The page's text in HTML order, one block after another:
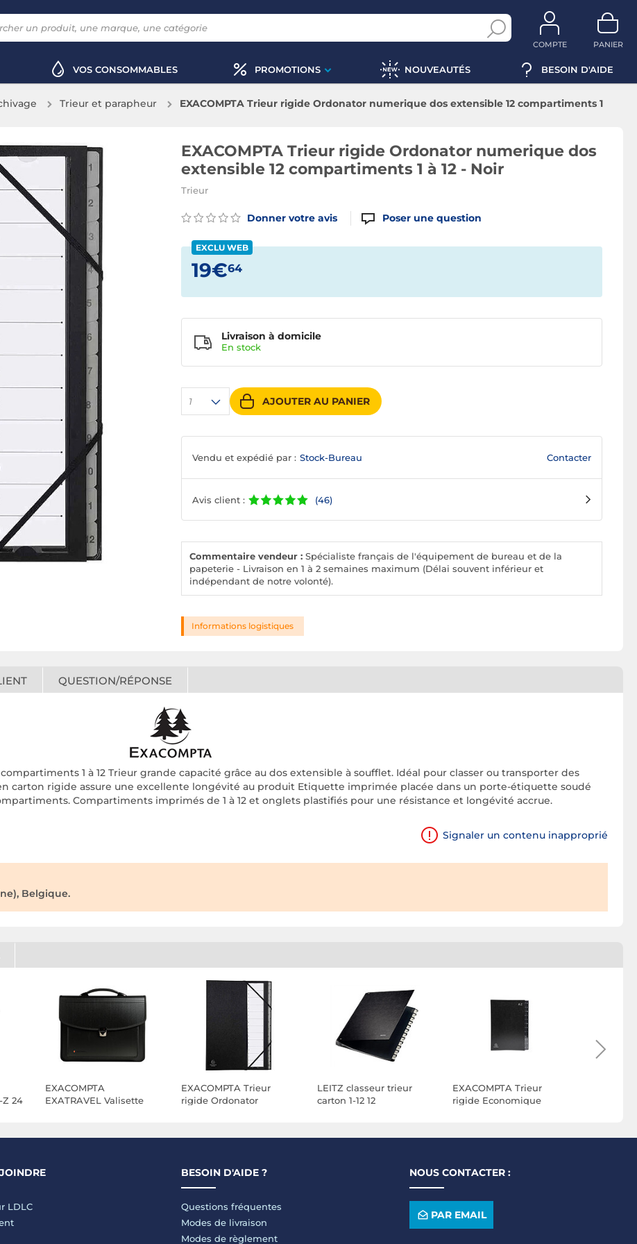
COMPTE PANIER
VOS CONSOMMABLES PROMOTIONS NOUVEAUTÉS BESOIN D'AIDE
Trieur et parapheur
EXACOMPTA Trieur rigide Ordonator numerique dos extensible 12 compartiments 1
EXACOMPTA Trieur rigide Ordonator numerique dos
extensible 12 compartiments 1 à 12 - Noir
Trieur
Donner votre avis Poser une question
EXCLU WEB
19€64
1 AJOUTER AU PANIER
Livraison à domicile
En stock
Vendu et expédié par : Stock-Bureau Contacter
Avis client : (46)
Commentaire vendeur : Spécialiste français de l'équipement de bureau et de la
papeterie - Livraison en 1 à 2 semaines maximum (Délai souvent inférieur et
indépendant de notre volonté).
Informations logistiques
QUESTION/RÉPONSE
1 à 12 Trieur grande capacité grâce au dos extensible à soufflet. Idéal pour classer ou transporter des
carton rigide assure une excellente longévité au produit Etiquette imprimée placée dans un porte-étiquette soudé
Compartiments imprimés de 1 à 12 et onglets plastifiés pour une résistance et longévité accrue.
Signaler un contenu inapproprié
Belgique.
24
EXACOMPTA
EXATRAVEL Valisette
Noir
EXACOMPTA Trieur
rigide Ordonator
compartiments 1 à 12 -
LEITZ classeur trieur
carton 1-12 12
EXACOMPTA Trieur
rigide Economique
alphabétiques 24x34cm
LDLC
BESOIN D'AIDE ?
Questions fréquentes
Modes de livraison
Modes de règlement
NOUS CONTACTER :
PAR EMAIL